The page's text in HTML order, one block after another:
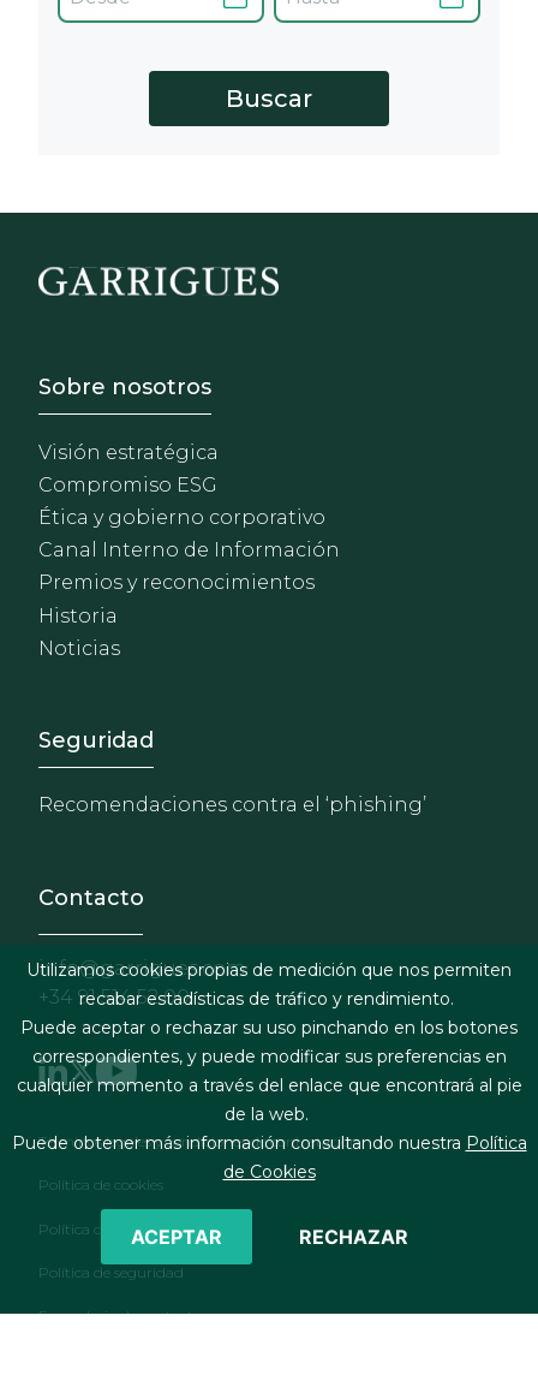
Footer - Sobre Nosotros
Sobre nosotros
Visión estratégica
Compromiso ESG
Ética y gobierno corporativo
Canal Interno de Información
Premios y reconocimientos
Historia
Noticias
Footer - Extranet y
Seguridad
Recomendaciones contra el ‘phishing’
Contacto
info@garrigues.com
+34 91 514 52 00
Footer menu
Términos legales y condiciones de contratación
Política de cookies
Política de privacidad
Política de seguridad
Formulario de contacto
Utilizamos cookies propias de medición que nos permiten
recabar estadísticas de tráfico y rendimiento.
Puede aceptar o rechazar su uso pinchando en los botones
correspondientes, y puede modificar sus preferencias en
cualquier momento a través del enlace que encontrará al pie
de la web.
Puede obtener más información consultando nuestra Política
de Cookies
ACEPTAR RECHAZAR